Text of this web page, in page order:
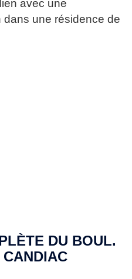
avec une
dans une résidence de
DU BOUL.
CANDIAC